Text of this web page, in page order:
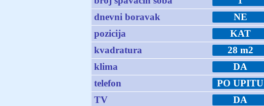
dnevni boravak
NE
pozicija
KAT
kvadratura
28 m2
klima
DA
telefon
PO UPITU
TV
DA